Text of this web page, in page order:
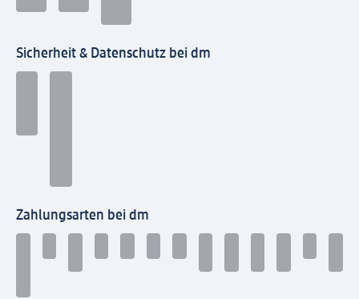
Sicherheit & Datenschutz bei dm
Zahlungsarten bei dm